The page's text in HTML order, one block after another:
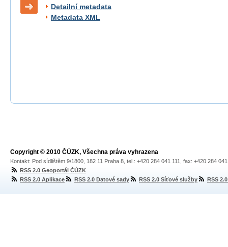
Detailní metadata
Metadata XML
Copyright © 2010 ČÚZK, Všechna práva vyhrazena
Kontakt: Pod sídlištěm 9/1800, 182 11 Praha 8, tel.: +420 284 041 111, fax: +420 284
RSS 2.0 Geoportál ČÚZK
RSS 2.0 Aplikace
RSS 2.0 Datové sady RSS 2.0 Síťové služby RSS